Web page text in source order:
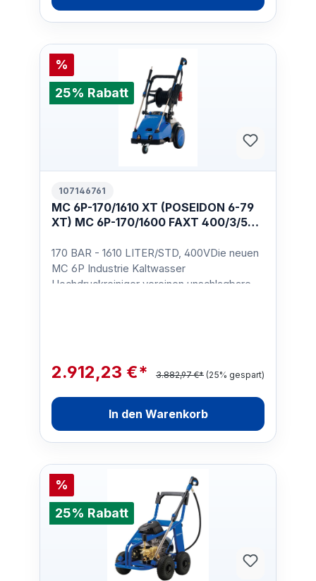
%
25% Rabatt
107146761
MC 6P-170/1610 XT (POSEIDON 6-79
XT) MC 6P-170/1600 FAXT 400/3/50
170 BAR - 1610 LITER/STD, 400VDie neuen
MC 6P Industrie Kaltwasser
Hochdruckreiniger vereinen unschlagbare
2.912,23 €* 3.882,97 €* (25% gespart)
In den Warenkorb
%
25% Rabatt